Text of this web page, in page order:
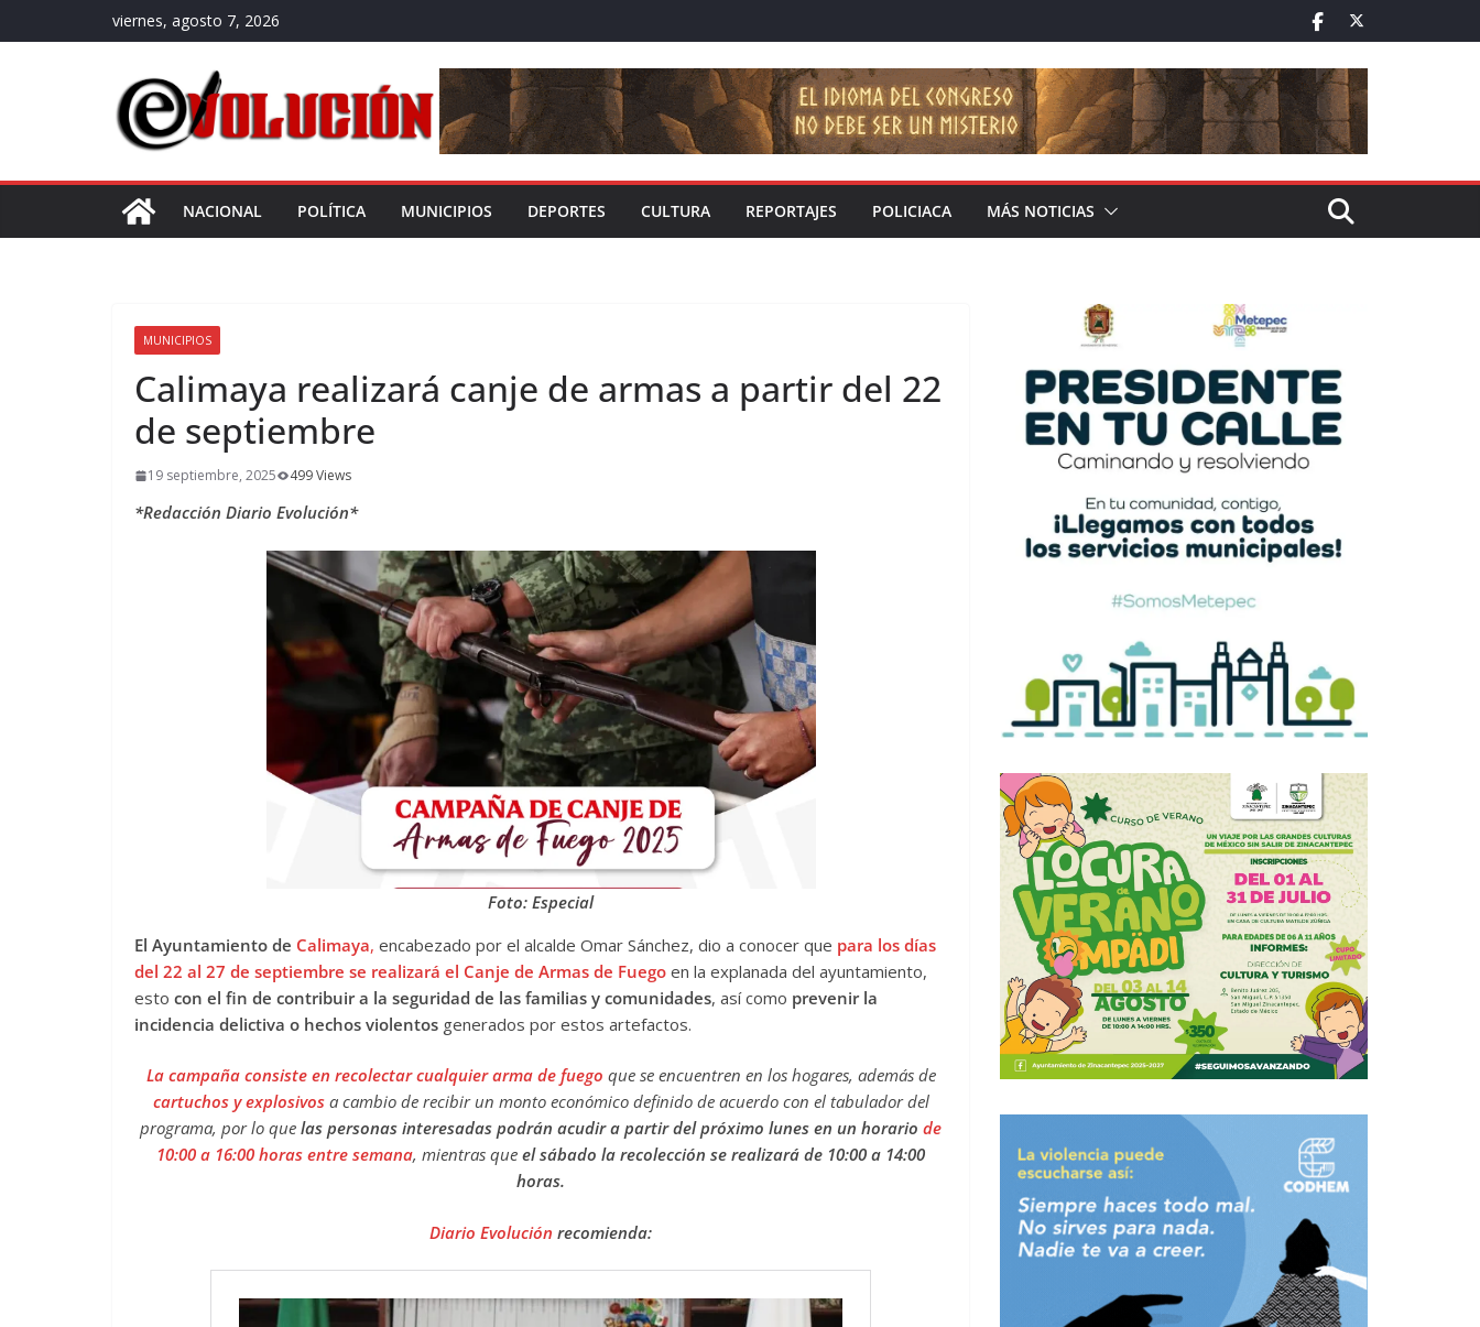
al
viernes, agosto 7, 2026
NACIONAL POLÍTICA MUNICIPIOS DEPORTES CULTURA REPORTAJES POLICIACA MÁS NOTICIAS
MUNICIPIOS
Calimaya realizará canje de armas a partir del 22
de septiembre
19 septiembre, 2025 499 Views
*Redacción Diario Evolución*
Foto: Especial
El Ayuntamiento de Calimaya, encabezado por el alcalde Omar Sánchez, dio a conocer que para los días
del 22 al 27 de septiembre se realizará el Canje de Armas de Fuego en la explanada del ayuntamiento,
esto con el fin de contribuir a la seguridad de las familias y comunidades, así como prevenir la
incidencia delictiva o hechos violentos generados por estos artefactos.
La campaña consiste en recolectar cualquier arma de fuego que se encuentren en los hogares, además de
cartuchos y explosivos a cambio de recibir un monto económico definido de acuerdo con el tabulador del
programa, por lo quelas personas interesadas podrán acudir a partir del próximo lunes en un horariode
10:00 a 16:00 horas entre semana, mientras queel sábado la recolección se realizará de 10:00 a 14:00
horas.
Diario Evolución recomienda: